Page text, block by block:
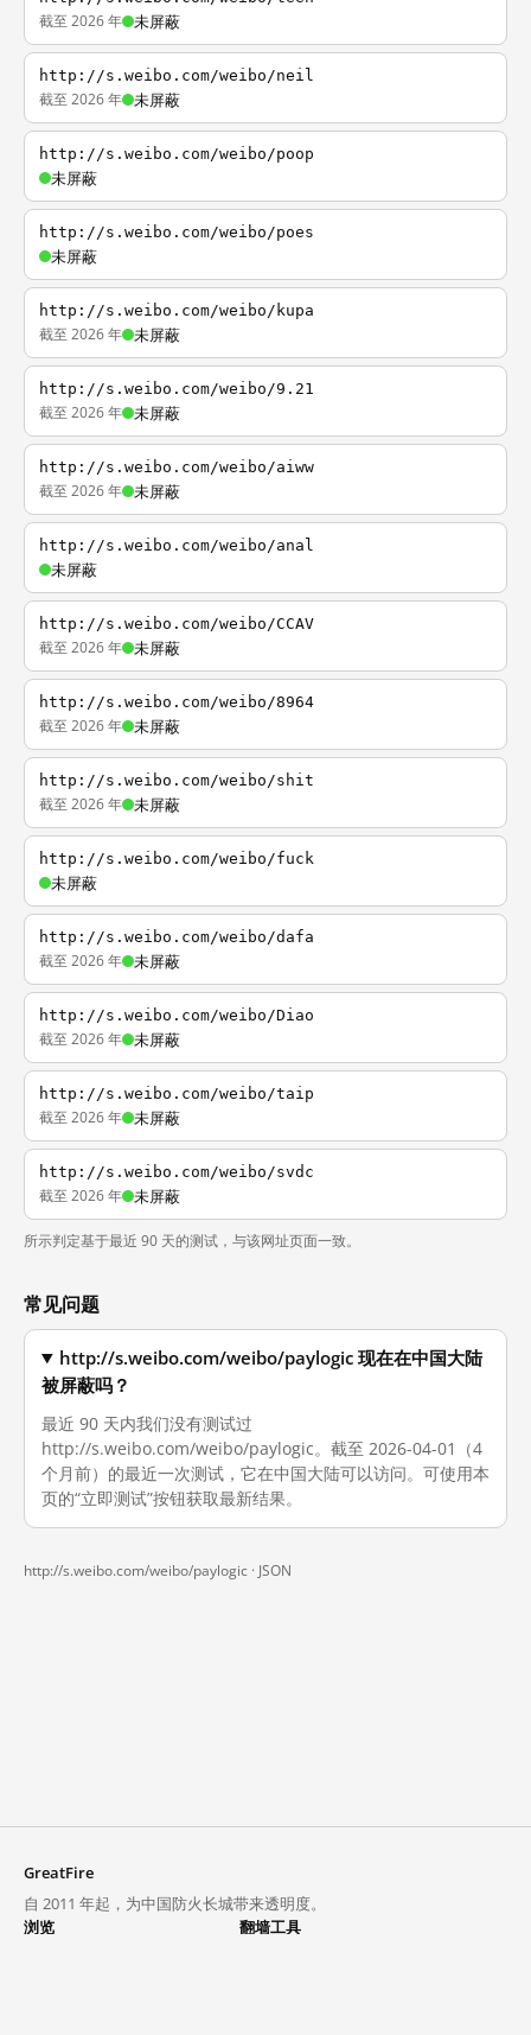
截至 2026 年 未屏蔽
http://s.weibo.com/weibo/neil
截至 2026 年 未屏蔽
http://s.weibo.com/weibo/poop
未屏蔽
http://s.weibo.com/weibo/poes
未屏蔽
http://s.weibo.com/weibo/kupa
截至 2026 年 未屏蔽
http://s.weibo.com/weibo/9.21
截至 2026 年 未屏蔽
http://s.weibo.com/weibo/aiww
截至 2026 年 未屏蔽
http://s.weibo.com/weibo/anal
未屏蔽
http://s.weibo.com/weibo/CCAV
截至 2026 年 未屏蔽
http://s.weibo.com/weibo/8964
截至 2026 年 未屏蔽
http://s.weibo.com/weibo/shit
截至 2026 年 未屏蔽
http://s.weibo.com/weibo/fuck
未屏蔽
http://s.weibo.com/weibo/dafa
截至 2026 年 未屏蔽
http://s.weibo.com/weibo/Diao
截至 2026 年 未屏蔽
http://s.weibo.com/weibo/taip
截至 2026 年 未屏蔽
http://s.weibo.com/weibo/svdc
截至 2026 年 未屏蔽
所示判定基于最近 90 天的测试，与该网址页面一致。
常见问题
http://s.weibo.com/weibo/paylogic 现在在中国大陆
被屏蔽吗？
最近 90 天内我们没有测试过
http://s.weibo.com/weibo/paylogic。截至 2026-04-01（4
个月前）的最近一次测试，它在中国大陆可以访问。可使用本
页的“立即测试”按钮获取最新结果。
http://s.weibo.com/weibo/paylogic · JSON
GreatFire
自 2011 年起，为中国防火长城带来透明度。
浏览
翻墙工具